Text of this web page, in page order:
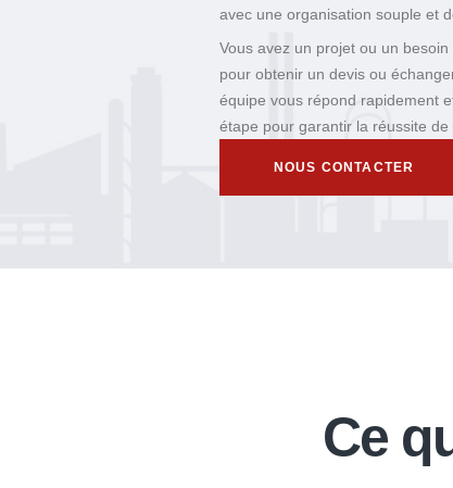
avec une organisation souple et
Vous avez un projet ou un
pour obtenir un devis ou
équipe vous répond rapidement
étape pour garantir la réussite de
NOUS CONTACTER
Ce